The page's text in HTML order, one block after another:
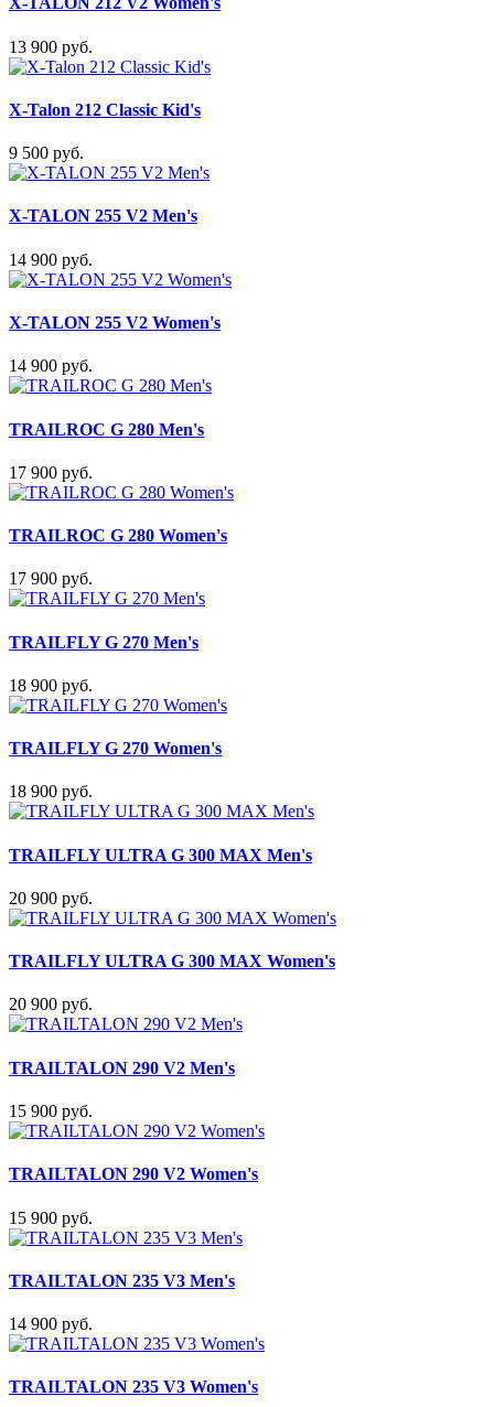
13 900 руб.
X-Talon 212 Classic Kid's
9 500 руб.
X-TALON 255 V2 Men's
14 900 руб.
X-TALON 255 V2 Women's
14 900 руб.
TRAILROC G 280 Men's
17 900 руб.
TRAILROC G 280 Women's
17 900 руб.
TRAILFLY G 270 Men's
18 900 руб.
TRAILFLY G 270 Women's
18 900 руб.
TRAILFLY ULTRA G 300 MAX Men's
20 900 руб.
TRAILFLY ULTRA G 300 MAX Women's
20 900 руб.
TRAILTALON 290 V2 Men's
15 900 руб.
TRAILTALON 290 V2 Women's
15 900 руб.
TRAILTALON 235 V3 Men's
14 900 руб.
TRAILTALON 235 V3 Women's